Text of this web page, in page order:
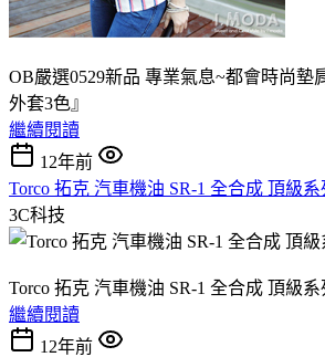
OB嚴選0529新品 專業氣息~都會時尚墊
外套3色』
繼續閱讀
12年前
Torco 拓克 汽車機油 SR-1 全合成 頂級
3C科技
Torco 拓克 汽車機油 SR-1 全合成 頂級
繼續閱讀
12年前